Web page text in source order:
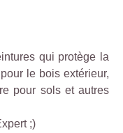
qui protège la
le bois extérieur,
pour sols et autres
;)